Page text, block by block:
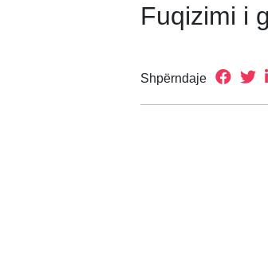
Fuqizimi i
Shpërndaje